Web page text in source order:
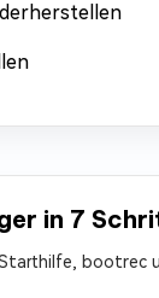
in 7
bootrec